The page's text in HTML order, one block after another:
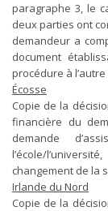
paragraphe 3, le
deux parties ont
demandeur a
document
procédure à
Écosse
Copie de la
financière du
demande
l’école/
changement de la
Irlande du Nord
Copie de la